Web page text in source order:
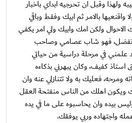
ولهذا وقبل ان تحرجيه ابداي باخبار
بالامر ثم ابيك وفقط وباقي
الاحوال ولكن امك وابيك ولي امر يكفي
تفضل، فهو شاب عصامي وصاحب
علمني في مرحلة دراسية من حياتي
استاذ كفيف، وكان يبهرني بذكاءه
ومرحه، فعليك به ولا تتنازلي عنه وان
ويكون اهلك من الناس منفتحة العقل
بيده وان يحاسبوه على ما في يده
واجتهاده وربي يوفقك.